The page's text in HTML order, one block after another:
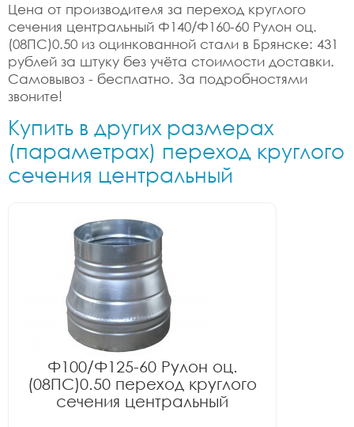
Цена от производителя за переход круглого
сечения центральный Ф140/Ф160-60 Рулон оц.
(08ПС)0.50 из оцинкованной стали в Брянске: 431
рублей за штуку без учёта стоимости доставки.
Самовывоз - бесплатно. За подробностями
звоните!
Купить в других размерах
(параметрах) переход круглого
сечения центральный
Ф100/Ф125-60 Рулон оц.
(08ПС)0.50 переход круглого
сечения центральный